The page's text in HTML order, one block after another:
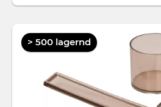
> 500 lagernd